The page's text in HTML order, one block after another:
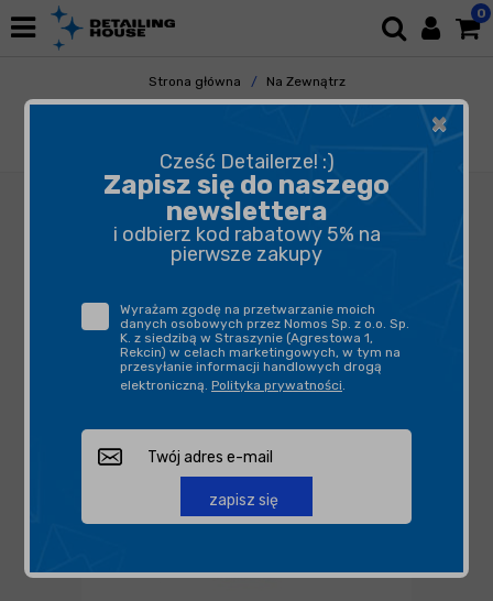
0
Strona główna
Na Zewnątrz
Mycie i Osuszanie
APC
×
Cześć Detailerze! :)
Zapisz się do naszego
newslettera
i odbierz kod rabatowy 5% na
pierwsze zakupy
Wyrażam zgodę na przetwarzanie moich
danych osobowych przez Nomos Sp. z o.o. Sp.
K. z siedzibą w Straszynie (Agrestowa 1,
Rekcin) w celach marketingowych, w tym na
przesyłanie informacji handlowych drogą
elektroniczną. Polityka prywatności.
zapisz się